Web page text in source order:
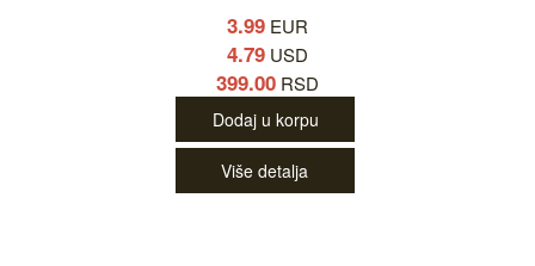
3.99 EUR
4.79 USD
399.00 RSD
Dodaj u korpu
Više detalja